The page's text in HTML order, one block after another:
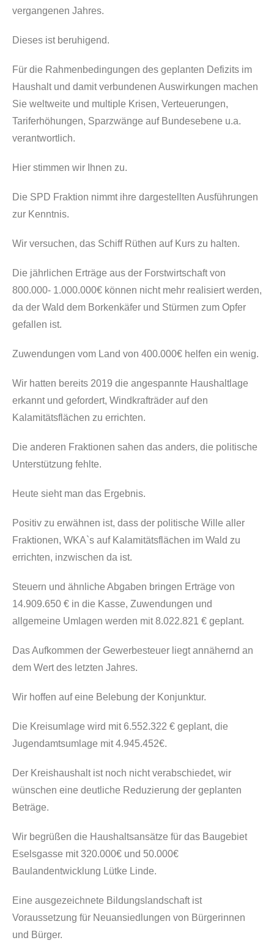
vergangenen Jahres.
Dieses ist beruhigend.
Für die Rahmenbedingungen des geplanten Defizits im
Haushalt und damit verbundenen Auswirkungen machen
Sie weltweite und multiple Krisen, Verteuerungen,
Tariferhöhungen, Sparzwänge auf Bundesebene u.a.
verantwortlich.
Hier stimmen wir Ihnen zu.
Die SPD Fraktion nimmt ihre dargestellten Ausführungen
zur Kenntnis.
Wir versuchen, das Schiff Rüthen auf Kurs zu halten.
Die jährlichen Erträge aus der Forstwirtschaft von
800.000- 1.000.000€ können nicht mehr realisiert werden,
da der Wald dem Borkenkäfer und Stürmen zum Opfer
gefallen ist.
Zuwendungen vom Land von 400.000€ helfen ein wenig.
Wir hatten bereits 2019 die angespannte Haushaltlage
erkannt und gefordert, Windkrafträder auf den
Kalamitätsflächen zu errichten.
Die anderen Fraktionen sahen das anders, die politische
Unterstützung fehlte.
Heute sieht man das Ergebnis.
Positiv zu erwähnen ist, dass der politische Wille aller
Fraktionen, WKA`s auf Kalamitätsflächen im Wald zu
errichten, inzwischen da ist.
Steuern und ähnliche Abgaben bringen Erträge von
14.909.650 € in die Kasse, Zuwendungen und
allgemeine Umlagen werden mit 8.022.821 € geplant.
Das Aufkommen der Gewerbesteuer liegt annähernd an
dem Wert des letzten Jahres.
Wir hoffen auf eine Belebung der Konjunktur.
Die Kreisumlage wird mit 6.552.322 € geplant, die
Jugendamtsumlage mit 4.945.452€.
Der Kreishaushalt ist noch nicht verabschiedet, wir
wünschen eine deutliche Reduzierung der geplanten
Beträge.
Wir begrüßen die Haushaltsansätze für das Baugebiet
Eselsgasse mit 320.000€ und 50.000€
Baulandentwicklung Lütke Linde.
Eine ausgezeichnete Bildungslandschaft ist
Voraussetzung für Neuansiedlungen von Bürgerinnen
und Bürger.